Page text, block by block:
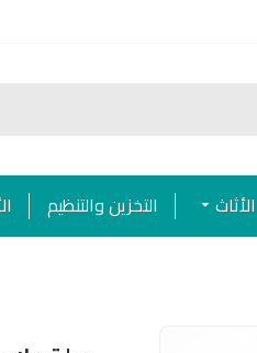
الأثاث التخزين والتنظيم